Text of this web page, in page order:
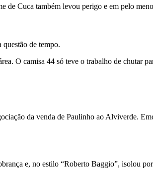
Cuca também levou perigo e em pelo
de tempo.
O camisa 44 só teve o trabalho de chutar
da venda de Paulinho ao Alviverde.
e, no estilo “Roberto Baggio”, isolou